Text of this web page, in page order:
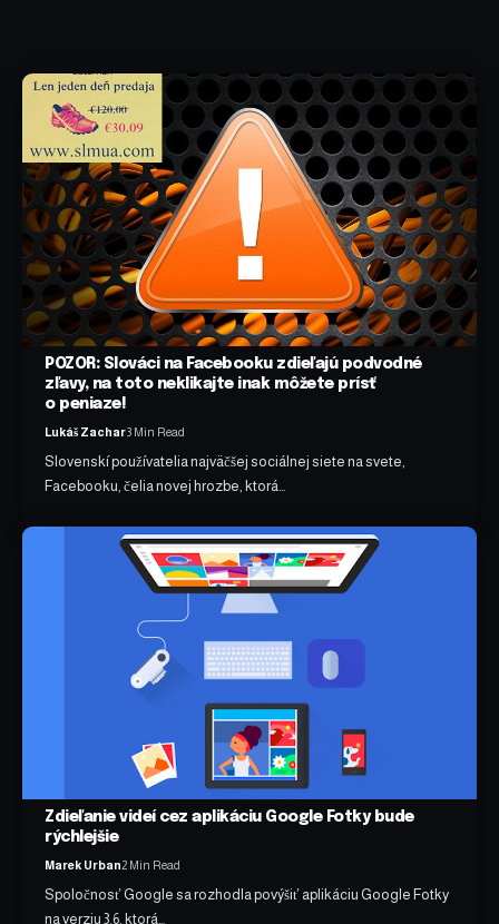
POZOR: Slováci na Facebooku zdieľajú podvodné
zľavy, na toto neklikajte inak môžete prísť
o peniaze!
Lukáš Zachar3 Min Read
Slovenskí používatelia najväčšej sociálnej siete na svete,
Facebooku, čelia novej hrozbe, ktorá…
Zdieľanie videí cez aplikáciu Google Fotky bude
rýchlejšie
Marek Urban2 Min Read
Spoločnosť Google sa rozhodla povýšiť aplikáciu Google Fotky
na verziu 3.6, ktorá…